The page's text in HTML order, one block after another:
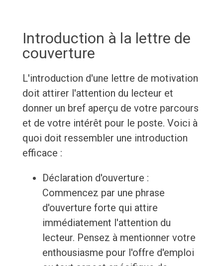
Introduction à la lettre de
couverture
L'introduction d'une lettre de motivation
doit attirer l'attention du lecteur et
donner un bref aperçu de votre parcours
et de votre intérêt pour le poste. Voici à
quoi doit ressembler une introduction
efficace :
Déclaration d'ouverture :
Commencez par une phrase
d'ouverture forte qui attire
immédiatement l'attention du
lecteur. Pensez à mentionner votre
enthousiasme pour l'offre d'emploi